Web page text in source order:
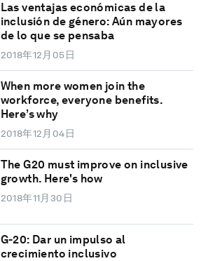
Las ventajas económicas de la
inclusión de género: Aún mayores
de lo que se pensaba
2018年12月05日
When more women join the
workforce, everyone benefits.
Here’s why
2018年12月04日
The G20 must improve on inclusive
growth. Here's how
2018年11月30日
G-20: Dar un impulso al
crecimiento inclusivo